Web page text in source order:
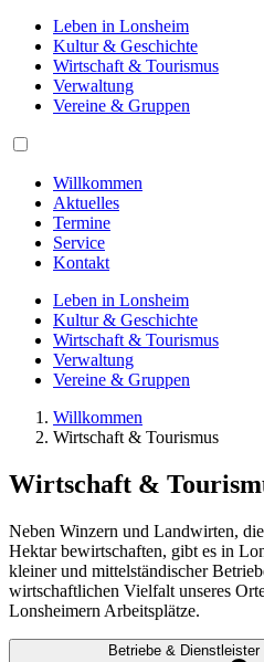
Leben in Lonsheim
Kultur & Geschichte
Wirtschaft & Tourismus
Verwaltung
Vereine & Gruppen
Willkommen
Aktuelles
Termine
Service
Kontakt
Leben in Lonsheim
Kultur & Geschichte
Wirtschaft & Tourismus
Verwaltung
Vereine & Gruppen
Willkommen
Wirtschaft & Tourismus
Wirtschaft &
Neben Winzern und Landwirten,
Hektar bewirtschaften, gibt es in
kleiner und mittelständischer
wirtschaftlichen Vielfalt unseres
Lonsheimern Arbeitsplätze.
Betriebe & Dienstleister